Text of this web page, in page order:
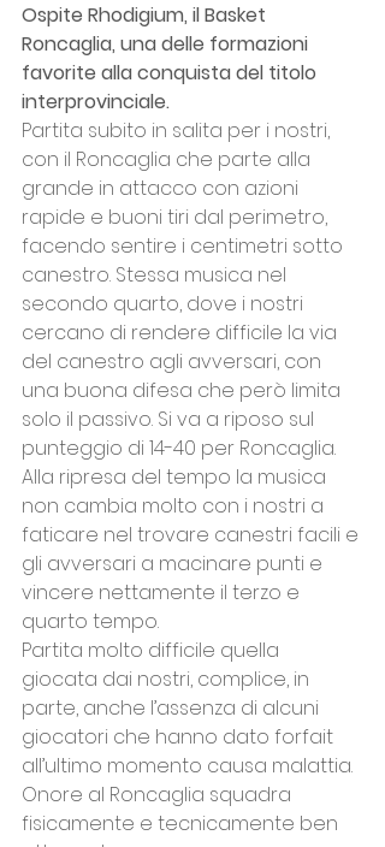
Ospite Rhodigium, il Basket
Roncaglia, una delle formazioni
favorite alla conquista del titolo
interprovinciale.
Partita subito in salita per i nostri,
con il Roncaglia che parte alla
grande in attacco con azioni
rapide e buoni tiri dal perimetro,
facendo sentire i centimetri sotto
canestro. Stessa musica nel
secondo quarto, dove i nostri
cercano di rendere difficile la via
del canestro agli avversari, con
una buona difesa che però limita
solo il passivo. Si va a riposo sul
punteggio di 14-40 per Roncaglia.
Alla ripresa del tempo la musica
non cambia molto con i nostri a
faticare nel trovare canestri facili e
gli avversari a macinare punti e
vincere nettamente il terzo e
quarto tempo.
Partita molto difficile quella
giocata dai nostri, complice, in
parte, anche l’assenza di alcuni
giocatori che hanno dato forfait
all’ultimo momento causa malattia.
Onore al Roncaglia squadra
fisicamente e tecnicamente ben